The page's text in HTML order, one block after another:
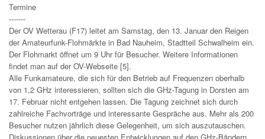
Termine
-------
Der OV Wetterau (F17) leitet am Samstag, den 13. Januar den Reigen
der Amateurfunk-Flohmärkte in Bad Nauheim, Stadtteil Schwalheim ein.
Der Flohmarkt öffnet um 9 Uhr für Besucher. Weitere Informationen
findet man auf der OV-Webseite [5].
Alle Funkamateure, die sich für den Betrieb auf Frequenzen oberhalb
von 1,2 GHz interessieren, sollten sich die GHz-Tagung in Dorsten am
17. Februar nicht entgehen lassen. Die Tagung zeichnet sich durch
zahlreiche Fachvorträge und interessante Gespräche aus. Mehr als 200
Besucher nutzen jährlich diese Gelegenheit, um sich auszutauschen.